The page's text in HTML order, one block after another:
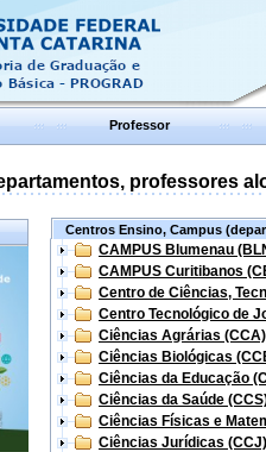
Professor
professores
Centros Ensino, Campus
CAMPUS Blumenau
CAMPUS Curitibanos
Centro de Ciências,
Centro Tecnológico de
Ciências Agrárias (CCA)
Ciências Biológicas
Ciências da Educação
Ciências da Saúde
Ciências Físicas e
Ciências Jurídicas (CCJ)